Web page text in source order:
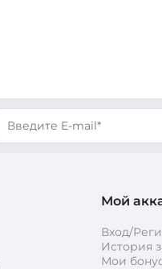
Мой
Вход/
История
Мои